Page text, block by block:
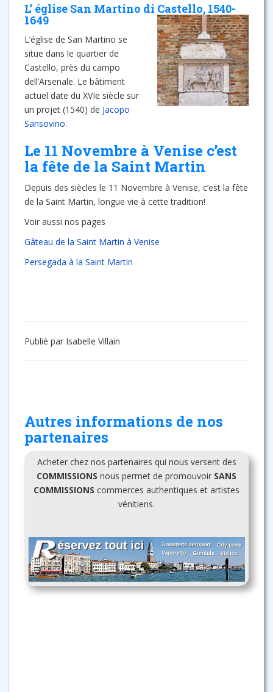
L’ église San Martino di Castello, 1540-
1649
L’église de San Martino se
situe dans le quartier de
Castello, près du campo
dell’Arsenale. Le bâtiment
actuel date du XVIe siècle sur
un projet (1540) de Jacopo
Sansovino.
Le 11 Novembre à Venise c’est
la fête de la Saint Martin
Depuis des siècles le 11 Novembre à Venise, c’est la fête
de la Saint Martin, longue vie à cette tradition!
Voir aussi nos pages
Gâteau de la Saint Martin à Venise
Persegada à la Saint Martin
Publié par Isabelle Villain
Autres informations de nos
partenaires
Acheter chez nos partenaires qui nous versent des
COMMISSIONS nous permet de promouvoir SANS
COMMISSIONS commerces authentiques et artistes
vénitiens.